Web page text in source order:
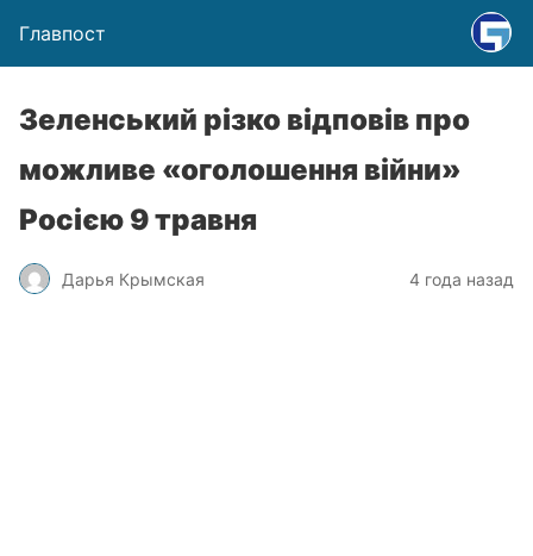
Главпост
Зеленський різко відповів про
можливе «оголошення війни»
Росією 9 травня
Дарья Крымская 4 года назад